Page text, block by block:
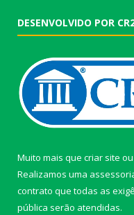
DESENVOLVIDO POR
Muito mais que criar site ou
Realizamos uma
contrato que todas as
pública serão atendidas.